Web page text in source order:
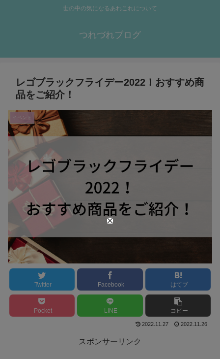
世の中の気になるあれこれについて
つれづれブログ
レゴブラックフライデー2022！おすすめ商
品をご紹介！
イベント
Twitter Facebook はてブ
Pocket LINE コピー
2022.11.27 2022.11.26
スポンサーリンク